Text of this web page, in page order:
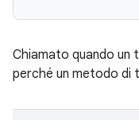
Chiamato quando un
perché un metodo di